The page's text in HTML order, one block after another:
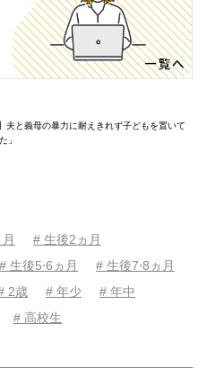
」
# 生後2ヵ月
# 生後5⋅6ヵ月
# 生後7⋅8ヵ月
2歳 # 年少
# 年中
# 高校生